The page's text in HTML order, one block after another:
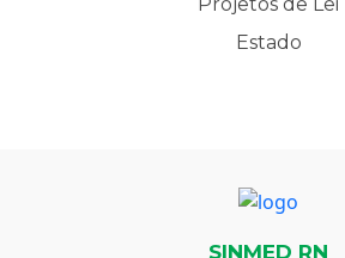
Estado
SINMED RN